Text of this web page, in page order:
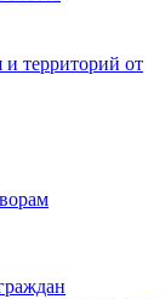
территорий от